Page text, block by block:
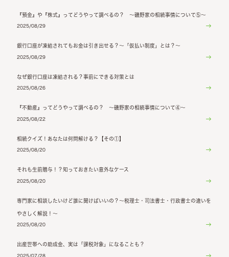
『預金』や『株式』ってどうやって調べるの？ ～磯野家の相続事情について⑤～
2025/08/29
銀行口座が凍結されてもお金は引き出せる？～「仮払い制度」とは？～
2025/08/29
なぜ銀行口座は凍結される？事前にできる対策とは
2025/08/26
『不動産』ってどうやって調べるの？ ～磯野家の相続事情について④～
2025/08/22
相続クイズ！あなたは何問解ける？【その①】
2025/08/20
それも生前贈与！？知っておきたい意外なケース
2025/08/20
専門家に相談したいけど誰に聞けばいいの？～税理士・司法書士・行政書士の違いを
やさしく解説！～
2025/08/20
出産世帯への助成金、実は「課税対象」になることも？
2025/07/28